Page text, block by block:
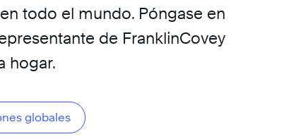
todo el mundo. Póngase en
de FranklinCovey
hogar.
globales